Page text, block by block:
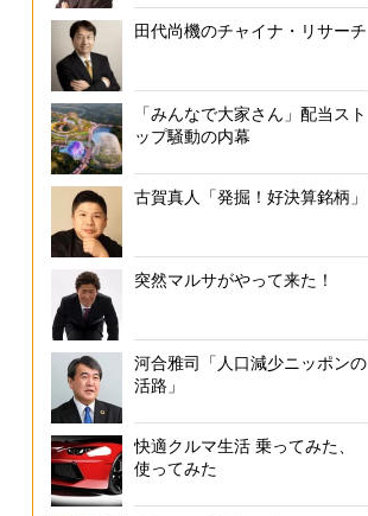
田代尚機のチャイナ・リサーチ
「みんなで大家さん」配当スト
ップ騒動の内幕
古賀真人「発掘！好決算銘柄」
突然マルサがやって来た！
河合雅司「人口減少ニッポンの
活路」
快適クルマ生活 乗ってみた、
使ってみた